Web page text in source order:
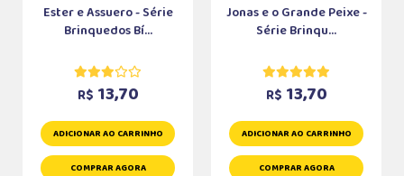
Ester e Assuero - Série
Brinquedos Bí...
R$ 13,70
ADICIONAR AO CARRINHO
COMPRAR AGORA
Jonas e o Grande Peixe -
Série Brinqu...
R$ 13,70
ADICIONAR AO CARRINHO
COMPRAR AGORA